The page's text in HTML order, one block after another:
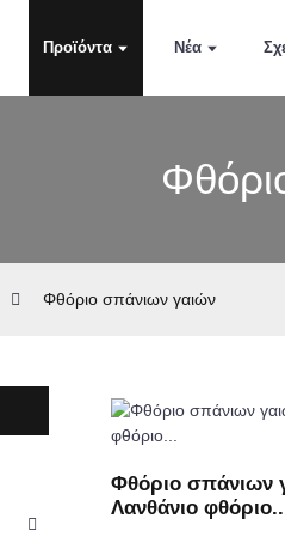
Προϊόντα Νέα
Φθόριο σπάνιων γαιών
Φθόριο σπάνιων
Λανθάνιο